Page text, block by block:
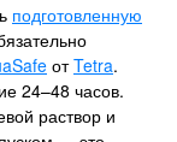
подготовленную
отTetra.
24–48 часов.
раствор и